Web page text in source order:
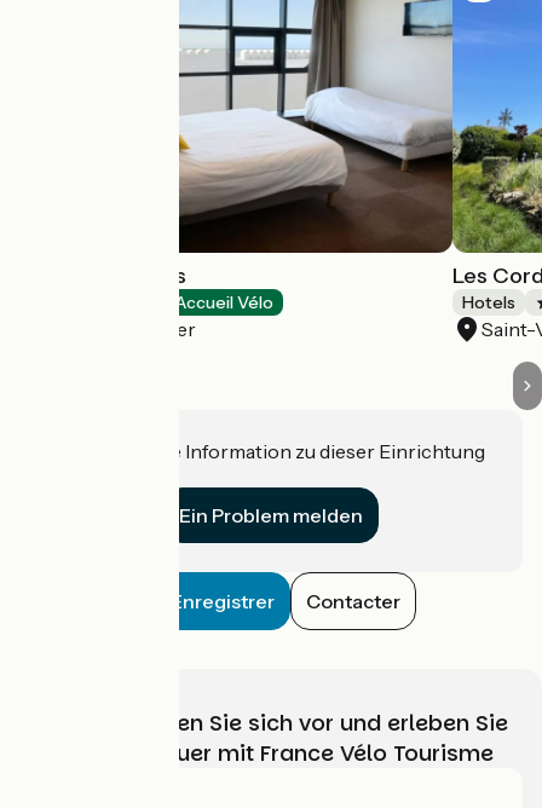
Les Galets Bleus
Accueil Vélo
Cayeux-sur-Mer
Les
Hotels
Saint-
Haben Sie eine Information zu dieser Einrichtung
Ein Problem melden
Enregistrer Contacter
Wählen, bereiten Sie sich vor und erleben Sie
Ihr Radabenteuer mit France Vélo Tourisme